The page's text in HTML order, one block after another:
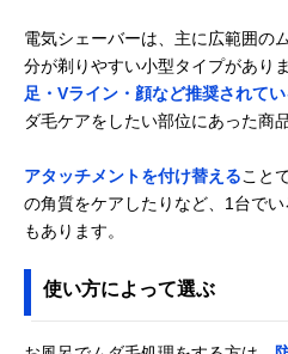
Amazonで見る
コイズミ(Koizumi)
ー KLC-0730
Amazonで見る
ompa Tホルダー
FB0057
Amazonで見る
ブラウン(Braun)
電気シェーバーは、主に広範囲の
分が剃りやすい小型タイプがあり
足・Vライン・顔など推奨されて
ダ毛ケアをしたい部位にあった商
アタッチメントを付け替えること
の角質をケアしたりなど、1台で
もあります。
使い方によって選ぶ